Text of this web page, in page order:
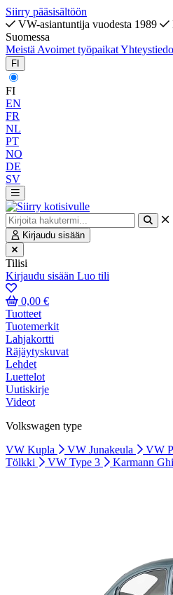
Siirry pääsisältöön
VW-asiantuntija vuodesta 1989
Suomessa
Meistä Avoimet työpaikat
FI
FI
EN
FR
NL
PT
NO
DE
SV
Kirjaudu sisään
Tilisi
Kirjaudu sisään Luo tili
0,00 €
Tuotteet
Tuotemerkit
Lahjakortti
Räjäytyskuvat
Lehdet
Luettelot
Uutiskirje
Videot
Volkswagen type
VW Kupla
VW Junakeula VW
Tölkki
VW Type 3 Karmann